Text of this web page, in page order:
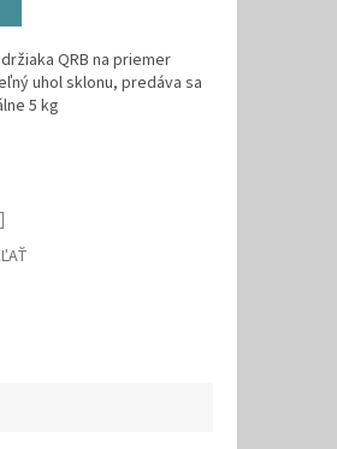
QRB na priemer
uhol sklonu, predáva sa
5 kg